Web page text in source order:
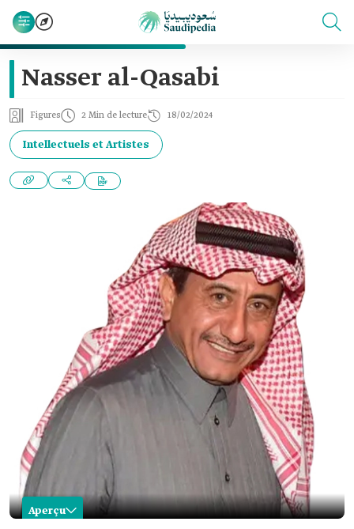
Nasser al-Qasabi
Figures 2 Min de lecture 18/02/2024
Intellectuels et Artistes
Aperçu